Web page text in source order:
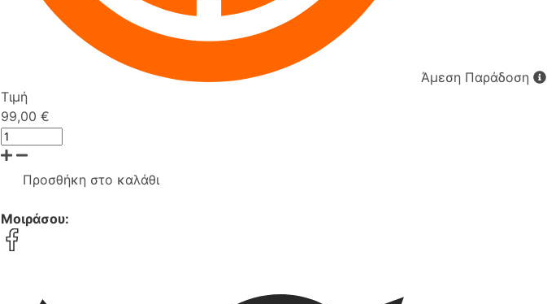
Άμεση Παράδοση
Τιμή
99,00 €
Προσθήκη στο καλάθι
Μοιράσου: